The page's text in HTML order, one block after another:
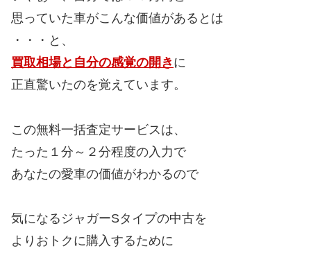
思っていた車がこんな価値があるとは
・・・と、
買取相場と自分の感覚の開き に
正直驚いたのを覚えています。
この無料一括査定サービスは、
たった１分～２分程度の入力で
あなたの愛車の価値がわかるので
気になるジャガーSタイプの中古を
よりおトクに購入するために